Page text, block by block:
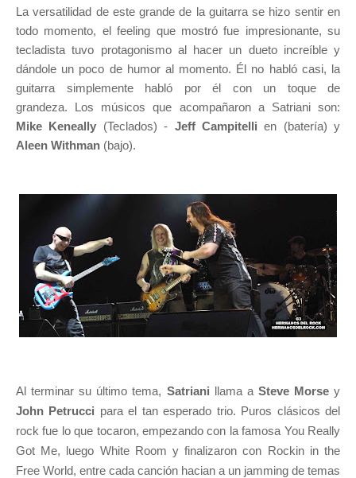
La versatilidad de este grande de la guitarra se hizo sentir en
todo momento, el feeling que mostró fue impresionante, su
tecladista tuvo protagonismo al hacer un dueto increíble y
dándole un poco de humor al momento. Él no habló casi, la
guitarra simplemente habló por él con un toque de
grandeza. Los músicos que acompañaron a Satriani son:
Mike Keneally (Teclados) - Jeff Campitellien (batería) y
Aleen Withman (bajo).
Al terminar su último tema, Satriani llama a Steve Morsey
John Petrucci para el tan esperado trio. Puros clásicos del
rock fue lo que tocaron, empezando con la famosa You Really
Got Me, luego White Room y finalizaron con Rockin in the
Free World, entre cada canción hacian a un jamming de temas